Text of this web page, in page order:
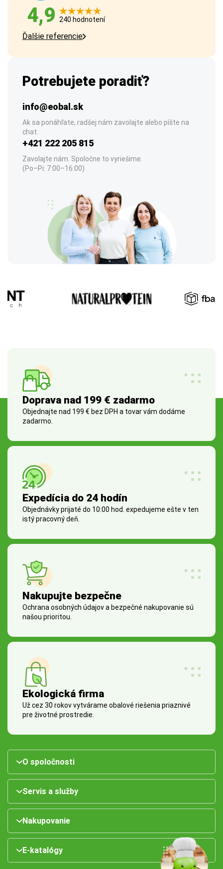
4,9 240 hodnotení
Ďalšie referencie
Potrebujete poradiť?
info@eobal.sk
Ak sa ponáhľate, radšej nám zavolajte alebo píšte na
chat.
+421 222 205 815
Zavolajte nám. Spoločne to vyriešime.
(Po–Pi: 7:00–16:00)
Doprava nad 199 € zadarmo
Objednajte nad 199 € bez DPH a tovar vám dodáme
zadarmo.
Expedícia do 24 hodín
Objednávky prijaté do 10:00 hod. expedujeme ešte v ten
istý pracovný deň.
Nakupujte bezpečne
Ochrana osobných údajov a bezpečné nakupovanie sú
našou prioritou.
Ekologická firma
Už cez 30 rokov vytvárame obalové riešenia priaznivé
pre životné prostredie.
O spoločnosti
Servis a služby
Nakupovanie
E-katalógy